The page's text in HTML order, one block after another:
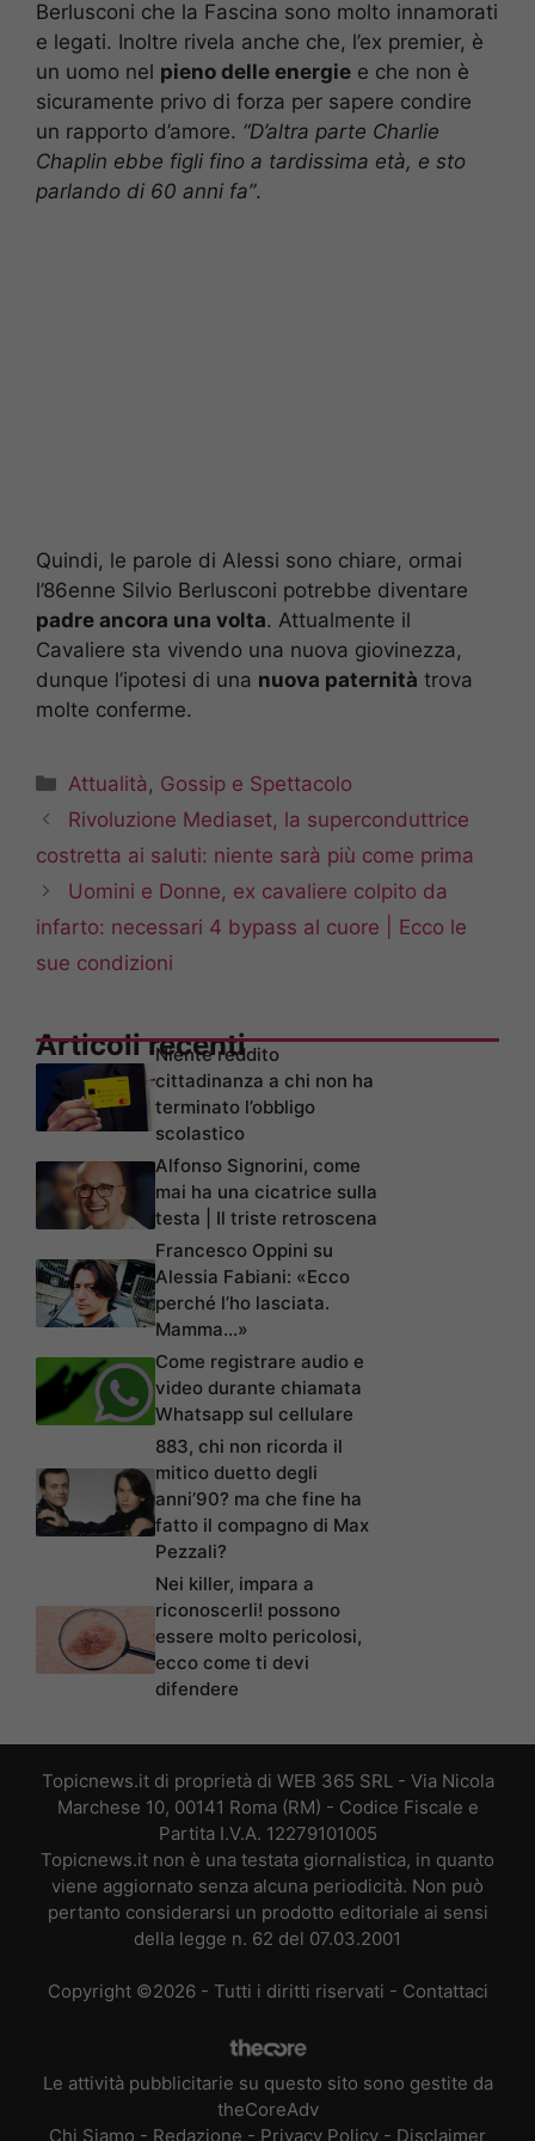
Berlusconi che la Fascina sono molto innamorati
e legati. Inoltre rivela anche che, l’ex premier, è
un uomo nel pieno delle energie e che non è
sicuramente privo di forza per sapere condire
un rapporto d’amore. “D’altra parte Charlie
Chaplin ebbe figli fino a tardissima età, e sto
parlando di 60 anni fa”.
Quindi, le parole di Alessi sono chiare, ormai
l’86enne Silvio Berlusconi potrebbe diventare
padre ancora una volta. Attualmente il
Cavaliere sta vivendo una nuova giovinezza,
dunque l’ipotesi di una nuova paternità trova
molte conferme.
Categorie
Attualità , Gossip e Spettacolo
Rivoluzione Mediaset, la superconduttrice
costretta ai saluti: niente sarà più come prima
Uomini e Donne, ex cavaliere colpito da
infarto: necessari 4 bypass al cuore | Ecco le
sue condizioni
Articoli recenti
Niente reddito
cittadinanza a chi non ha
terminato l’obbligo
scolastico
Alfonso Signorini, come
mai ha una cicatrice sulla
testa | Il triste retroscena
Francesco Oppini su
Alessia Fabiani: «Ecco
perché l’ho lasciata.
Mamma…»
Come registrare audio e
video durante chiamata
Whatsapp sul cellulare
883, chi non ricorda il
mitico duetto degli
anni’90? ma che fine ha
fatto il compagno di Max
Pezzali?
Nei killer, impara a
riconoscerli! possono
essere molto pericolosi,
ecco come ti devi
difendere
Topicnews.it di proprietà di WEB 365 SRL - Via Nicola
Marchese 10, 00141 Roma (RM) - Codice Fiscale e
Partita I.V.A. 12279101005
Topicnews.it non è una testata giornalistica, in quanto
viene aggiornato senza alcuna periodicità. Non può
pertanto considerarsi un prodotto editoriale ai sensi
della legge n. 62 del 07.03.2001
Copyright ©2026 - Tutti i diritti riservati - Contattaci
Le attività pubblicitarie su questo sito sono gestite da
theCoreAdv
Chi Siamo - Redazione - Privacy Policy - Disclaimer